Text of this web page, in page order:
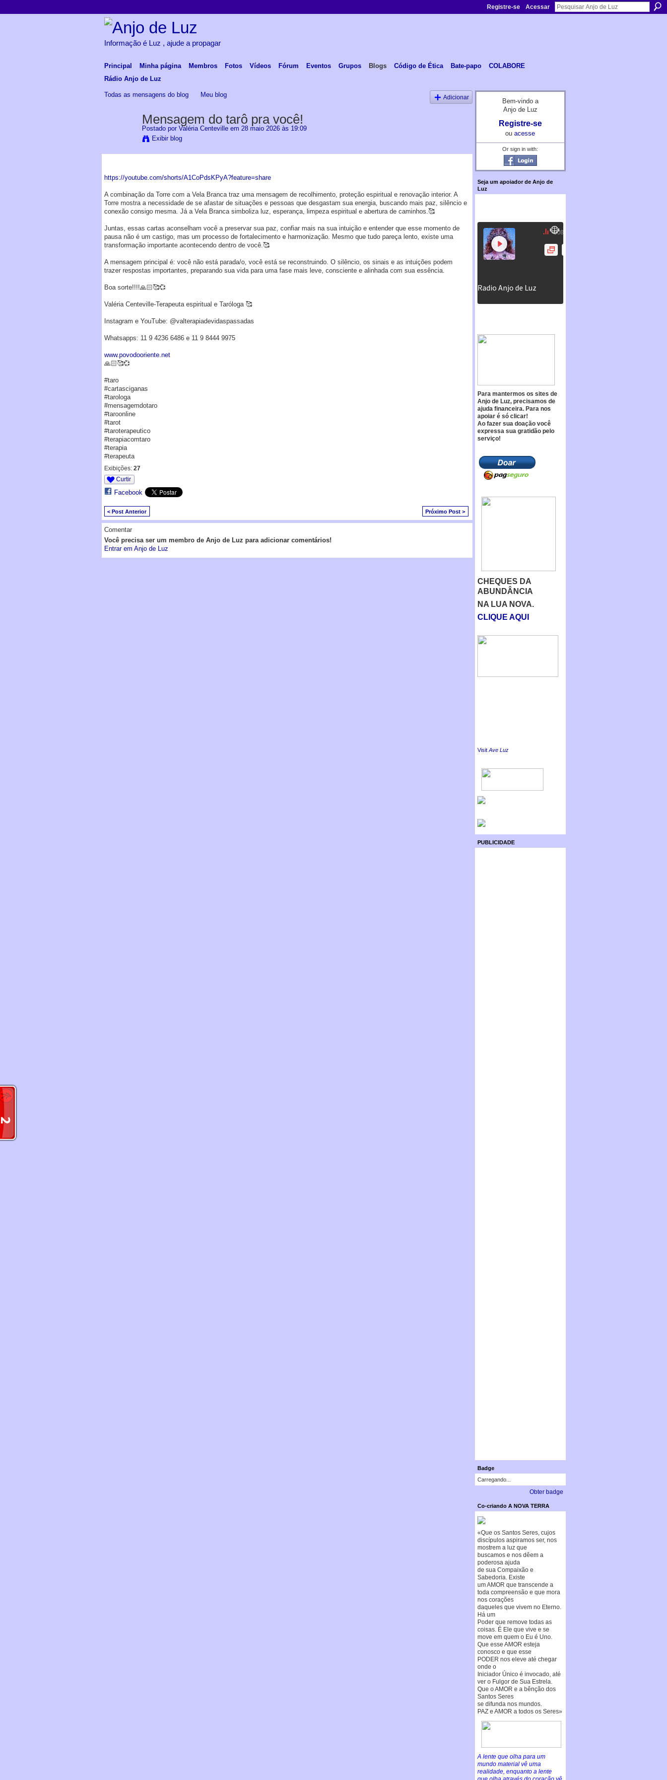
Registre-se Acessar
Informação é Luz , ajude a propagar
Principal Minha página Membros Fotos Vídeos Fórum Eventos Grupos Blogs Código de Ética Bate-papo
COLABORE
Rádio Anjo de Luz
Todas as mensagens do blog Meu blog Adicionar
Mensagem do tarô pra você!
Postado por Valéria Centevilleem 28 maio 2026 às 19:09
Exibir blog
https://youtube.com/shorts/A1CoPdsKPyA?feature=share
A combinação da Torre com a Vela Branca traz uma mensagem de recolhimento, proteção espiritual e renovação interior. A
Torre mostra a necessidade de se afastar de situações e pessoas que desgastam sua energia, buscando mais paz, silêncio e
conexão consigo mesma. Já a Vela Branca simboliza luz, esperança, limpeza espiritual e abertura de caminhos.🥰
Juntas, essas cartas aconselham você a preservar sua paz, confiar mais na sua intuição e entender que esse momento de
pausa não é um castigo, mas um processo de fortalecimento e harmonização. Mesmo que tudo pareça lento, existe uma
transformação importante acontecendo dentro de você.🥰
A mensagem principal é: você não está parada/o, você está se reconstruindo. O silêncio, os sinais e as intuições podem
trazer respostas importantes, preparando sua vida para uma fase mais leve, consciente e alinhada com sua essência.
Boa sorte!!!!🙏🏻🥰💞
Valéria Centeville-Terapeuta espiritual e Taróloga 🥰
Instagram e YouTube: @valterapiadevidaspassadas
Whatsapps: 11 9 4236 6486 e 11 9 8444 9975
www.povodooriente.net
🙏🏻🥰💞
#taro
#cartasciganas
#tarologa
#mensagemdotaro
#taroonline
#tarot
#taroterapeutico
#terapiacomtaro
#terapia
#terapeuta
Exibições: 27
Curtir
Facebook
< Post Anterior Próximo Post >
Comentar
Você precisa ser um membro de Anjo de Luz para adicionar comentários!
Entrar em Anjo de Luz
Bem-vindo a
Anjo de Luz
Registre-se
ou acesse
Or sign in with:
Seja um apoiador de Anjo de
Luz
Para mantermos os sites de
Anjo de Luz, precisamos de
ajuda financeira. Para nos
apoiar é só clicar!
Ao fazer sua doação você
expressa sua gratidão pelo
serviço!
CHEQUES DA
ABUNDÂNCIA
NA LUA NOVA.
CLIQUE AQUI
Visit Ave Luz
PUBLICIDADE
Badge
Carregando...
Obter badge
Co-criando A NOVA TERRA
«Que os Santos Seres, cujos
discípulos aspiramos ser, nos
mostrem a luz que
buscamos e nos dêem a
poderosa ajuda
de sua Compaixão e
Sabedoria. Existe
um AMOR que transcende a
toda compreensão e que mora
nos corações
daqueles que vivem no Eterno.
Há um
Poder que remove todas as
coisas. É Ele que vive e se
move em quem o Eu é Uno.
Que esse AMOR esteja
conosco e que esse
PODER nos eleve até chegar
onde o
Iniciador Único é invocado, até
ver o Fulgor de Sua Estrela.
Que o AMOR e a bênção dos
Santos Seres
se difunda nos mundos.
PAZ e AMOR a todos os Seres»
A lente que olha para um
mundo material vê uma
realidade, enquanto a lente